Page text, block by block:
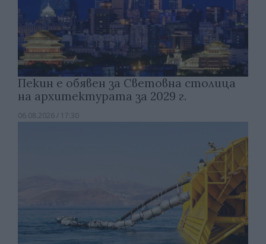
Пекин е обявен за Световна столица
на архитектурата за 2029 г.
06.08.2026 / 17:30